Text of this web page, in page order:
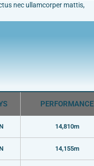
nec ullamcorper mattis,
PERFORMANCE
14,810m
14,155m